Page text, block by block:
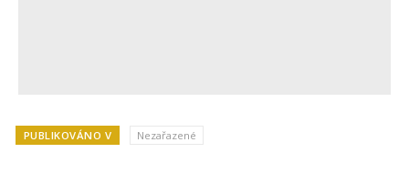
PUBLIKOVÁNO V Nezařazené